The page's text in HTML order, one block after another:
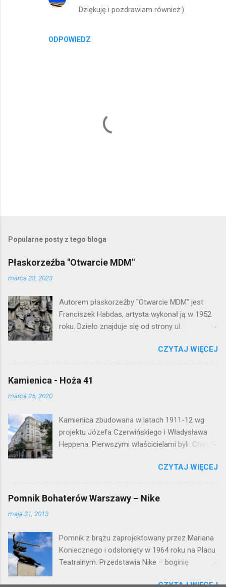
ODPOWIEDZ
Dziękuję i pozdrawiam również:)
e
i
j
o
m
e
n
t
a
Popularne posty z tego bloga
Płaskorzeźba "Otwarcie MDM"
marca 23, 2023
Autorem płaskorzeźby "Otwarcie MDM" jest
Franciszek Habdas, artysta wykonał ją w 1952
roku. Dzieło znajduje się od strony ul.
warszawskiej flagowej inwestycji
mieszkaniowej lat 50. Lokalizacja: Śródmieście
CZYTAJ WIĘCEJ
Kamienica - Hoża 41
marca 25, 2020
Kamienica zbudowana w latach 1911-12 wg
projektu Józefa Czerwińskiego i Władysława
Heppena. Pierwszymi właścicielami byli: Chaim
kamienica była zamieszkała przez
pracowników Elektrowni Warszawskiej. Ten
okazały budynek wyszedł bez szwanku z II
wojny światowej. Lokalizacja: Śródmieście
CZYTAJ WIĘCEJ
Pomnik Bohaterów Warszawy – Nike
maja 31, 2013
Pomnik z brązu zaprojektowany przez Mariana
Koniecznego i odsłonięty w 1964 roku na Placu
Teatralnym. Przedstawia Nike – boginię
CZYTAJ WIĘCEJ